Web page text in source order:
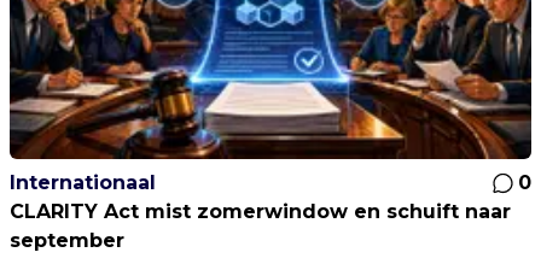
Internationaal
0
CLARITY Act mist zomerwindow en schuift naar
september